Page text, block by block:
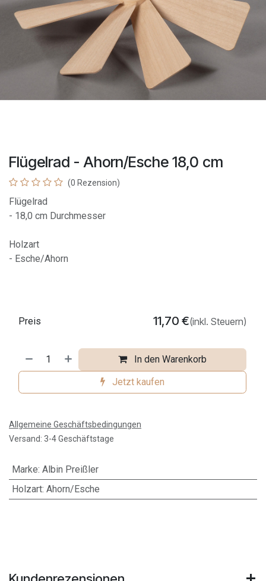
Flügelrad - Ahorn/Esche 18,0 cm
(0 Rezension)
Flügelrad
- 18,0 cm Durchmesser
Holzart
- Esche/Ahorn
In den Warenkorb
Jetzt kaufen
Preis 11,70 €(inkl. Steuern)
Allgemeine Geschäftsbedingungen
Versand: 3-4 Geschäftstage
Marke: Albin Preißler
Holzart: Ahorn/Esche